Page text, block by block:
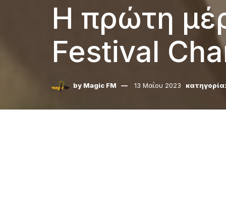
Η πρώτη
Festival
by Magic FM 13 Μαΐου 2023 κατηγορία: